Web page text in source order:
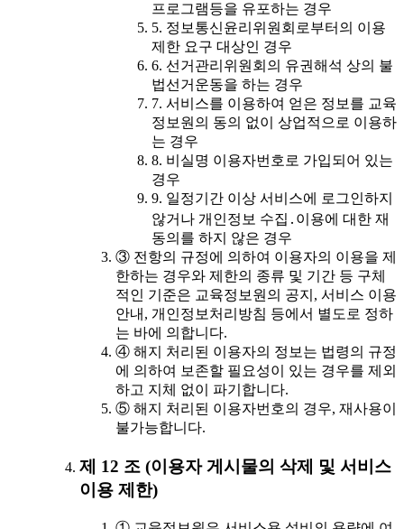
프로그램등을 유포하는 경우
5. 정보통신윤리위원회로부터의 이용
제한 요구 대상인 경우
6. 선거관리위원회의 유권해석 상의 불
법선거운동을 하는 경우
7. 서비스를 이용하여 얻은 정보를 교육
정보원의 동의 없이 상업적으로 이용하
는 경우
8. 비실명 이용자번호로 가입되어 있는
경우
9. 일정기간 이상 서비스에 로그인하지
않거나 개인정보 수집․이용에 대한 재
동의를 하지 않은 경우
③ 전항의 규정에 의하여 이용자의 이용을 제
한하는 경우와 제한의 종류 및 기간 등 구체
적인 기준은 교육정보원의 공지, 서비스 이용
안내, 개인정보처리방침 등에서 별도로 정하
는 바에 의합니다.
④ 해지 처리된 이용자의 정보는 법령의 규정
에 의하여 보존할 필요성이 있는 경우를 제외
하고 지체 없이 파기합니다.
⑤ 해지 처리된 이용자번호의 경우, 재사용이
불가능합니다.
제 12 조 (이용자 게시물의 삭제 및 서비스
이용 제한)